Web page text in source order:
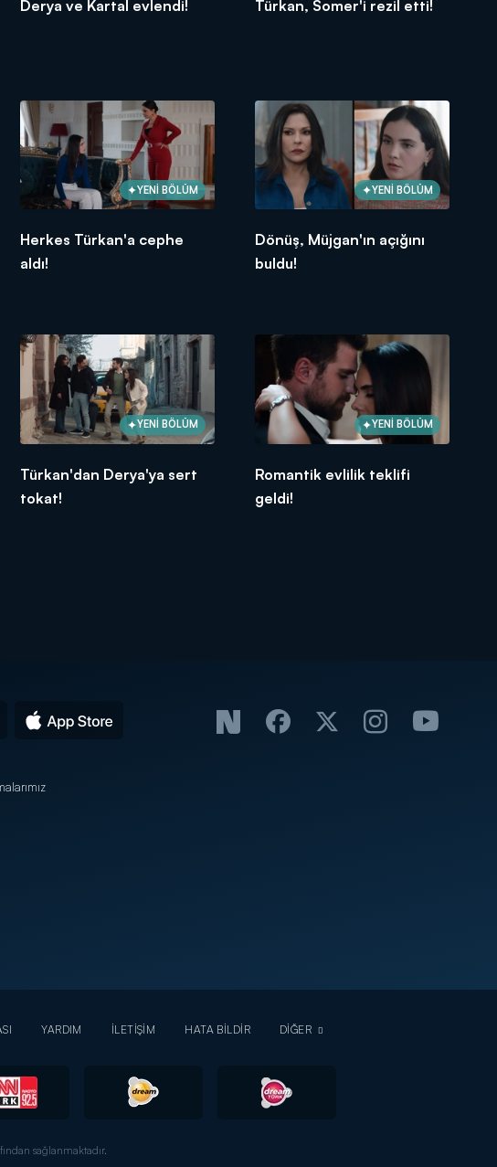
Derya ve Kartal evlendi! Türkan, Somer'i rezil etti!
YENİ BÖLÜM
Herkes Türkan'a cephe
aldı!
YENİ BÖLÜM
Dönüş, Müjgan'ın açığını
buldu!
YENİ BÖLÜM
Türkan'dan Derya'ya sert
tokat!
YENİ BÖLÜM
Romantik evlilik teklifi
geldi!
YARDIM İLETİŞİM HATA BİLDİR DİĞER
sağlanmaktadır.